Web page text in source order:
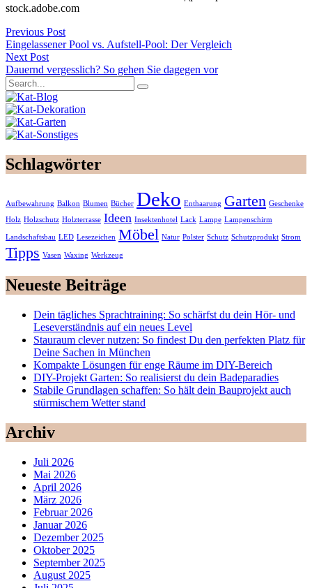
stock.adobe.com
Previous Post
Eingelassener Pool vs. Aufstell-Pool: Der Vergleich
Next Post
Dauernd vergesslich? So gehen Sie dagegen vor
Schlagwörter
Aufbewahrung Balkon Blumen Bücher Deko Enthaarung Garten Geschenke
Holz Holzschutz Holzterrasse Ideen Insektenhotel Lack Lampe Lampenschirm
Landschaftsbau LED Lesezeichen Möbel Natur Polster Schutz Schutzprodukt Strom
Tipps Vasen Waxing Werkzeug
Neueste Beiträge
Dein tägliches Sprachtraining: So schärfst du dein Hör- und
Leseverständnis auf ein neues Level
Stauraum clever nutzen: So findest Du den perfekten Platz für
Deine Sachen in München
Kompakte Lösungen für enge Räume im DIY-Bereich
DIY-Projekt Garten: So realisierst du dein Badeparadies
Stabile Grundlagen schaffen: So hält dein Bauprojekt auch
stürmischem Wetter stand
Archiv
Juli 2026
Mai 2026
April 2026
März 2026
Februar 2026
Januar 2026
Dezember 2025
Oktober 2025
September 2025
August 2025